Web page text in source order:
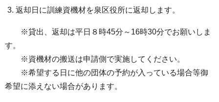
返却日に訓練資機材を泉区役所に返却します。
※貸出、返却は平日８時45分～16時30分でお願いしま
す。
※資機材の搬送は申請側で実施してください。
※希望する日に他の団体の予約が入っている場合等御
希望に添えない場合があります。